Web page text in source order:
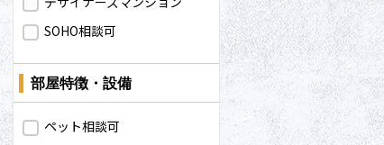
わせ
せ
SOHO相談可
部屋特徴・設備
ペット相談可